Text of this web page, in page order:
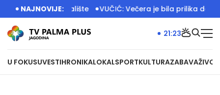
NAJNOVIJE:
dečije igralište VUČIĆ: Večera je bila prilika da
U FOKUSUVESTIHRONIKALOKALSPORTKULTURAZABAVAŽIVOT
21:23